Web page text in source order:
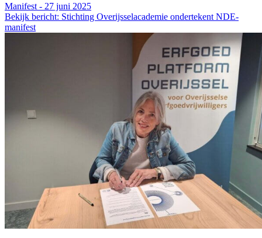
Manifest - 27 juni 2025
Bekijk bericht: Stichting Overijsselacademie ondertekent NDE-
manifest